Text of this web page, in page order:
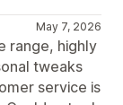
May 7, 2026
range, highly
tweaks
service is